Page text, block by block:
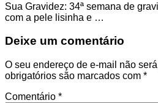
Sua Gravidez: 34ª semana de
com a pele lisinha e …
Deixe um comentário
O seu endereço de e-mail não
obrigatórios são marcados com *
Comentário *